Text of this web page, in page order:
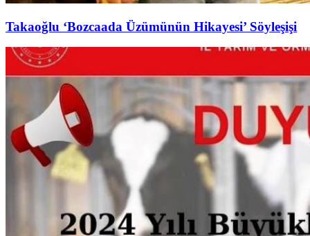
Takaoğlu ‘Bozcaada Üzümünün Hikayesi’ Söyleşişi